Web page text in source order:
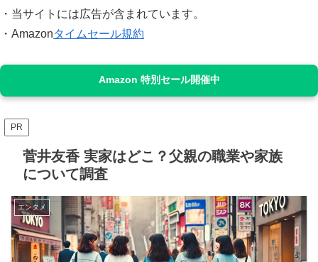
・当サイトには広告が含まれています。
・Amazonタイムセール規約
Amazon 特別セール開催中
PR
菅井友香 実家はどこ？父親の職業や家族
について調査
エンタメ